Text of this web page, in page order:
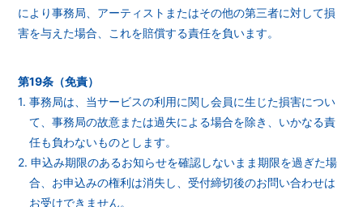
により事務局、アーティストまたはその他の第三者に対して損
害を与えた場合、これを賠償する責任を負います。
第19条（免責）
1. 事務局は、当サービスの利用に関し会員に生じた損害につい
て、事務局の故意または過失による場合を除き、いかなる責
任も負わないものとします。
2. 申込み期限のあるお知らせを確認しないまま期限を過ぎた場
合、お申込みの権利は消失し、受付締切後のお問い合わせは
お受けできません。